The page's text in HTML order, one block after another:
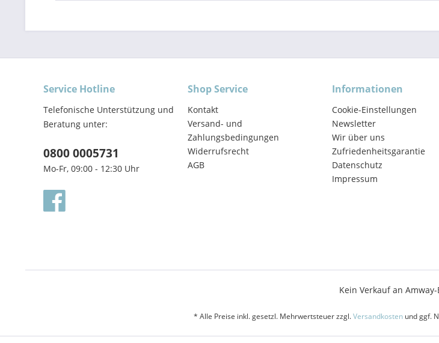
Service Hotline
Telefonische Unterstützung und
Beratung unter:
0800 0005731
Mo-Fr, 09:00 - 12:30 Uhr
Shop Service
Kontakt
Versand- und
Zahlungsbedingungen
Widerrufsrecht
AGB
Informationen
Cookie-Einstellungen
Newsletter
Wir über uns
Zufriedenheitsgarantie
Datenschutz
Impressum
Kein Verkauf an
* Alle Preise inkl. gesetzl. Mehrwertsteuer zzgl.Versandkostenund ggf.